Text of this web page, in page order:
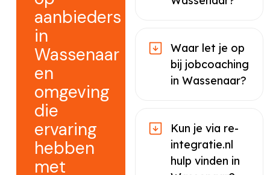
aanbieders
in
Wassenaar
en
omgeving
die
ervaring
hebben
met
Waar let je op
bij jobcoaching
in Wassenaar?
Kun je via re-
integratie.nl
hulp vinden in